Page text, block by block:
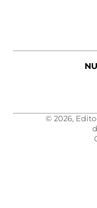
© 2026,